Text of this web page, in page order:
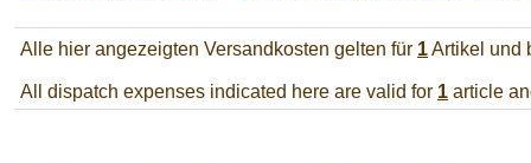
Alle hier angezeigten Versandkosten gelten für 1Artikel und
All dispatch expenses indicated here are valid for 1 article